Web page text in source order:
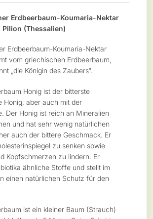
Erdbeerbaum-Koumaria-Nektar
Pilion (Thessalien)
Erdbeerbaum-Koumaria-Nektar
vom griechischen Erdbeerbaum,
„die Königin des Zaubers“.
Honig ist der bitterste
Honig, aber auch mit der
Der Honig ist reich an Mineralien
und hat sehr wenig natürlichen
auch der bittere Geschmack. Er
zu senken sowie
Kopfschmerzen zu lindern. Er
ähnliche Stoffe und stellt im
einen natürlichen Schutz für den
ist ein kleiner Baum (Strauch)